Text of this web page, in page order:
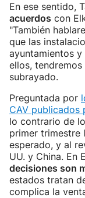
En ese sentido,
acuerdos con
"También
que las
ayuntamientos y
ellos, tendremos
subrayado.
Preguntada por
CAV publicados
lo contrario de
primer trimestre
esperado, y al
UU. y China. En
decisiones son
estados tratan
complica la